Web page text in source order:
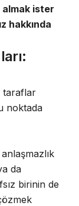
almak ister
hakkında
taraflar
noktada
da
birinin de